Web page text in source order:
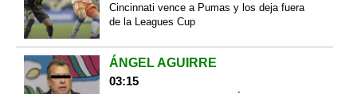
Cincinnati vence a Pumas y los deja fuera
de la Leagues Cup
ÁNGEL AGUIRRE
03:15